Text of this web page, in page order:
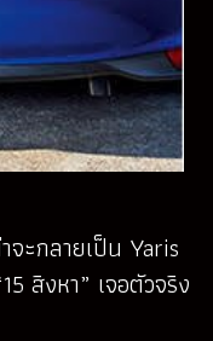
จะกลายเป็น Yaris
สิงหา” เจอตัวจริง